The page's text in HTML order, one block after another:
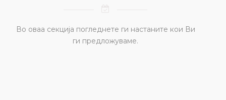
Во оваа секција погледнете ги настаните кои Ви
ги предложуваме.